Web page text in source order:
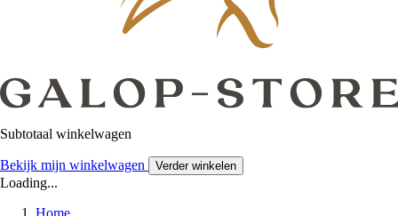
Subtotaal winkelwagen
Bekijk mijn winkelwagen Verder winkelen
Loading...
Home